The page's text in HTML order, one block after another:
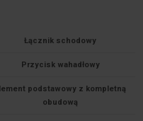
Łącznik schodowy
Przycisk wahadłowy
podstawowy z kompletną
obudową